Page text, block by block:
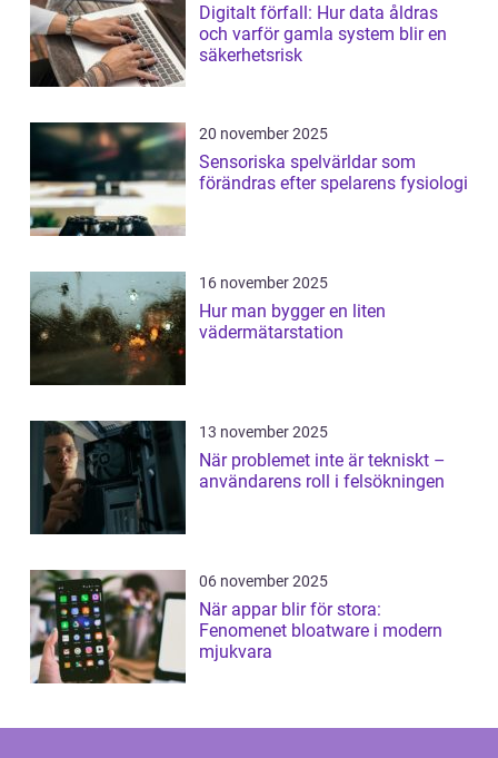
Digitalt förfall: Hur data åldras
och varför gamla system blir en
säkerhetsrisk
20 november 2025
Sensoriska spelvärldar som
förändras efter spelarens fysiologi
16 november 2025
Hur man bygger en liten
vädermätarstation
13 november 2025
När problemet inte är tekniskt –
användarens roll i felsökningen
06 november 2025
När appar blir för stora:
Fenomenet bloatware i modern
mjukvara